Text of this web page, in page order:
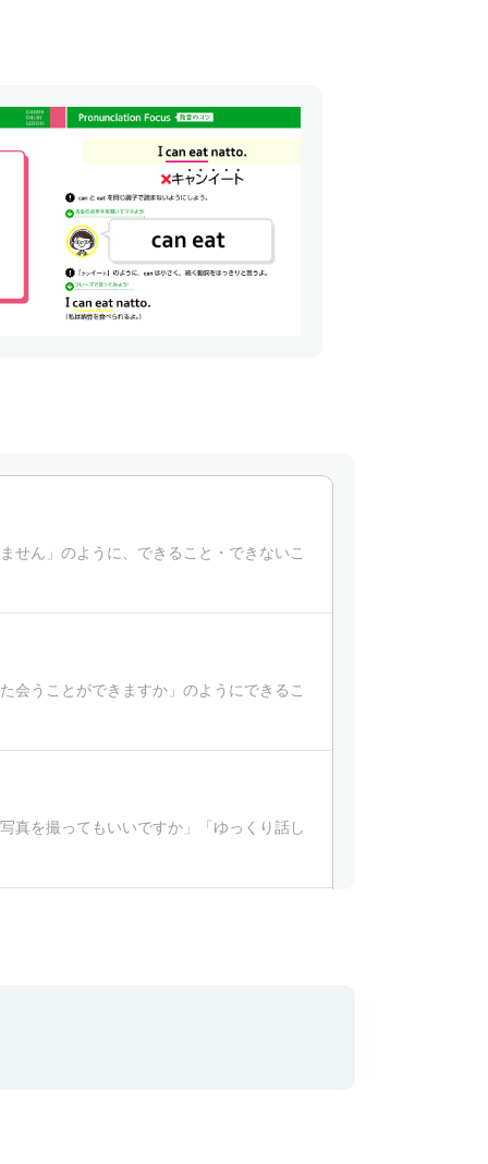
せん」のように、できること・できないこ
会うことができますか」のようにできるこ
真を撮ってもいいですか」「ゆっくり話し